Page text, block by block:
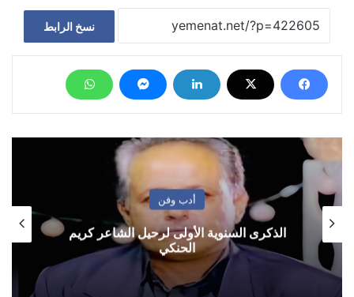
نسخ الرابط
أدب وفن
الذكرى السنوية الأولى لرحيل الشاعر كريم
الحنكي